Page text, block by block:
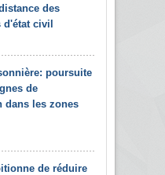
des
civil
poursuite
de
dans les zones
de réduire